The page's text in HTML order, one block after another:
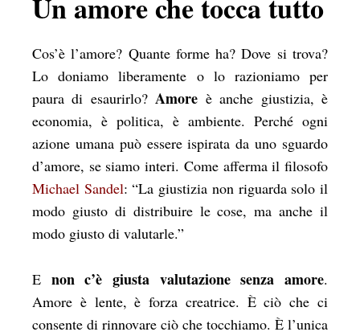
Un amore che tocca tutto
Cos’è l’amore? Quante forme ha? Dove si trova?
Lo doniamo liberamente o lo razioniamo per
paura di esaurirlo?Amore è anche giustizia, è
economia, è politica, è ambiente. Perché ogni
azione umana può essere ispirata da uno sguardo
d’amore, se siamo interi. Come afferma il filosofo
Michael Sandel: “La giustizia non riguarda solo il
modo giusto di distribuire le cose, ma anche il
modo giusto di valutarle.”
E non c’è giusta valutazione senza amore.
Amore è lente, è forza creatrice. È ciò che ci
consente di rinnovare ciò che tocchiamo. È l’unica